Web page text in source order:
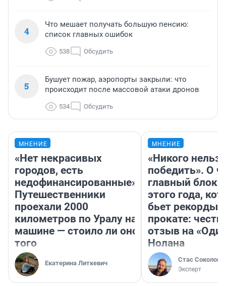
4
Что мешает получать большую пенсию:
список главных ошибок
538 Обсудить
5
Бушует пожар, аэропорты закрыли: что
происходит после массовой атаки дронов
534 Обсудить
МНЕНИЕ
«Нет некрасивых
городов, есть
недофинансированные».
Путешественники
проехали 2000
километров по Уралу на
машине — стоило ли оно
того
Екатерина Литкевич
МНЕНИЕ
«Никого нельзя
победить». О
главный
этого года,
бьет рекорды в
прокате:
отзыв на
Нолана
Стас Соколов
Эксперт